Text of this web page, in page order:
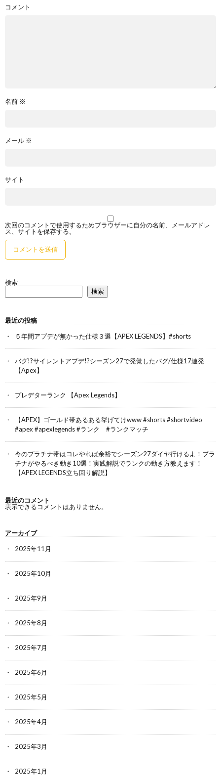
コメント
名前 ※
メール ※
サイト
次回のコメントで使用するためブラウザーに自分の名前、メールアドレ
ス、サイトを保存する。
検索
検索
最近の投稿
５年間アプデが無かった仕様３選【APEX LEGENDS】#shorts
バグ!?サイレントアプデ!?シーズン27で発覚したバグ/仕様17連発
【Apex】
プレデターランク 【Apex Legends】
【APEX】ゴールド帯あるある挙げてけwww #shorts #shortvideo
#apex #apexlegends #ランク #ランクマッチ
今のプラチナ帯はコレやれば余裕でシーズン27ダイヤ行けるよ！プラ
チナがやるべき動き10選！実践解説でランクの動き方教えます！
【APEX LEGENDS立ち回り解説】
最近のコメント
表示できるコメントはありません。
アーカイブ
2025年11月
2025年10月
2025年9月
2025年8月
2025年7月
2025年6月
2025年5月
2025年4月
2025年3月
2025年1月